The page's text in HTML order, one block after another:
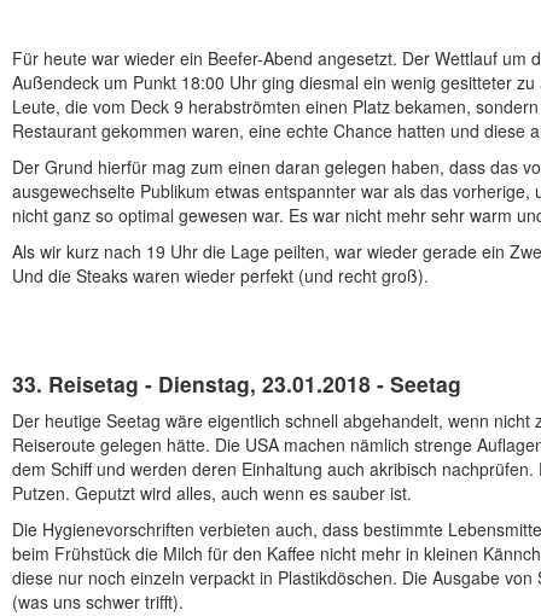
Für heute war wieder ein Beefer-Abend angesetzt. Der Wettlauf um
Außendeck um Punkt 18:00 Uhr ging diesmal ein wenig gesitteter
Leute, die vom Deck 9 herabströmten einen Platz bekamen,
Restaurant gekommen waren, eine echte Chance hatten und diese
Der Grund hierfür mag zum einen daran gelegen haben, dass das
ausgewechselte Publikum etwas entspannter war als das
nicht ganz so optimal gewesen war. Es war nicht mehr sehr warm
Als wir kurz nach 19 Uhr die Lage peilten, war wieder gerade ein
Und die Steaks waren wieder perfekt (und recht groß).
33. Reisetag - Dienstag, 23.01.2018 - Seetag
Der heutige Seetag wäre eigentlich schnell abgehandelt, wenn nicht
Reiseroute gelegen hätte. Die USA machen nämlich strenge
dem Schiff und werden deren Einhaltung auch akribisch
Putzen. Geputzt wird alles, auch wenn es sauber ist.
Die Hygienevorschriften verbieten auch, dass bestimmte
beim Frühstück die Milch für den Kaffee nicht mehr in kleinen
diese nur noch einzeln verpackt in Plastikdöschen. Die Ausgabe
(was uns schwer trifft).